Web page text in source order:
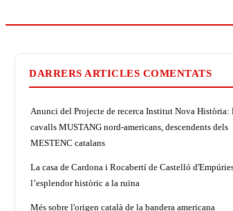
DARRERS ARTICLES COMENTATS
Anunci del Projecte de recerca Institut Nova Història:
cavalls MUSTANG nord-americans, descendents dels
MESTENC catalans
La casa de Cardona i Rocabertí de Castelló
l’esplendor històric a la ruïna
Més sobre l'origen català de la bandera americana